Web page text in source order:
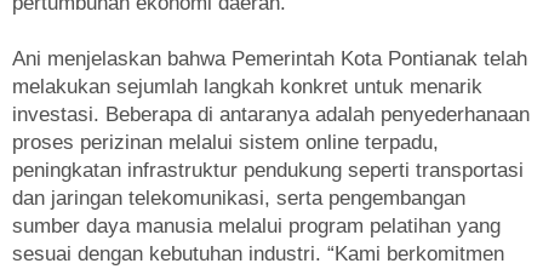
Ani menjelaskan bahwa Pemerintah Kota Pontianak telah
melakukan sejumlah langkah konkret untuk menarik
investasi. Beberapa di antaranya adalah penyederhanaan
proses perizinan melalui sistem online terpadu,
peningkatan infrastruktur pendukung seperti transportasi
dan jaringan telekomunikasi, serta pengembangan
sumber daya manusia melalui program pelatihan yang
sesuai dengan kebutuhan industri. “Kami berkomitmen